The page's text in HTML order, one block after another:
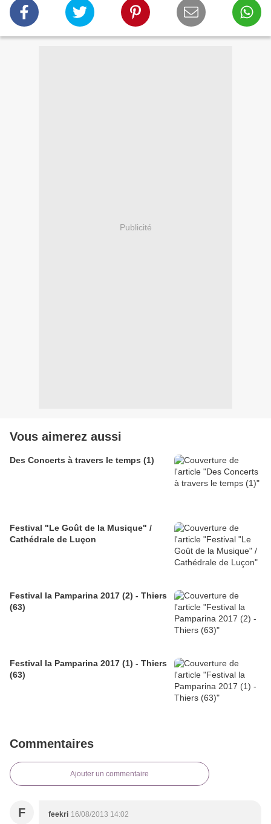
Publicité
Vous aimerez aussi
Des Concerts à travers le temps (1)
Festival "Le Goût de la Musique" /
Cathédrale de Luçon
Festival la Pamparina 2017 (2) - Thiers
(63)
Festival la Pamparina 2017 (1) - Thiers
(63)
Commentaires
Ajouter un commentaire
F feekri 16/08/2013 14:02